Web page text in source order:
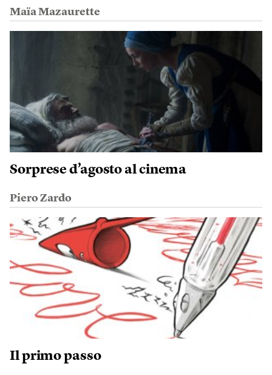
Maïa Mazaurette
Sorprese d’agosto al cinema
Piero Zardo
Il primo passo